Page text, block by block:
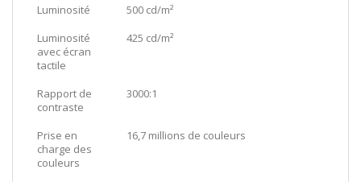
Luminosité
500 cd/m²
Luminosité
avec écran
tactile
425 cd/m²
Rapport de
contraste
3000:1
Prise en
charge des
couleurs
16,7 millions de couleurs